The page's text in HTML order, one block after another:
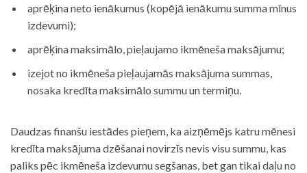
aprēķina neto ienākumus (kopējā ienākumu summa mīnus
izdevumi);
aprēķina maksimālo, pieļaujamo ikmēneša maksājumu;
izejot no ikmēneša pieļaujamās maksājuma summas,
nosaka kredīta maksimālo summu un termiņu.
Daudzas finanšu iestādes pieņem, ka aizņēmējs katru mēnesi
kredīta maksājuma dzēšanai novirzīs nevis visu summu, kas
paliks pēc ikmēneša izdevumu segšanas, bet gan tikai daļu no